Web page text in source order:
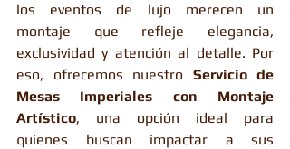
los eventos de lujo merecen un
montaje que refleje elegancia,
exclusividad y atención al detalle. Por
eso, ofrecemos nuestro Servicio de
Mesas Imperiales con Montaje
Artístico, una opción ideal para
quienes buscan impactar a sus